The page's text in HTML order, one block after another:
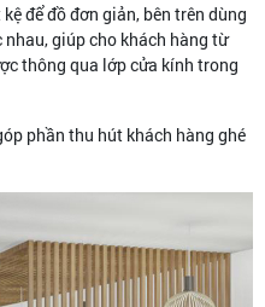
để đồ đơn giản, bên trên dùng
giúp cho khách hàng từ
thông qua lớp cửa kính trong
phần thu hút khách hàng ghé